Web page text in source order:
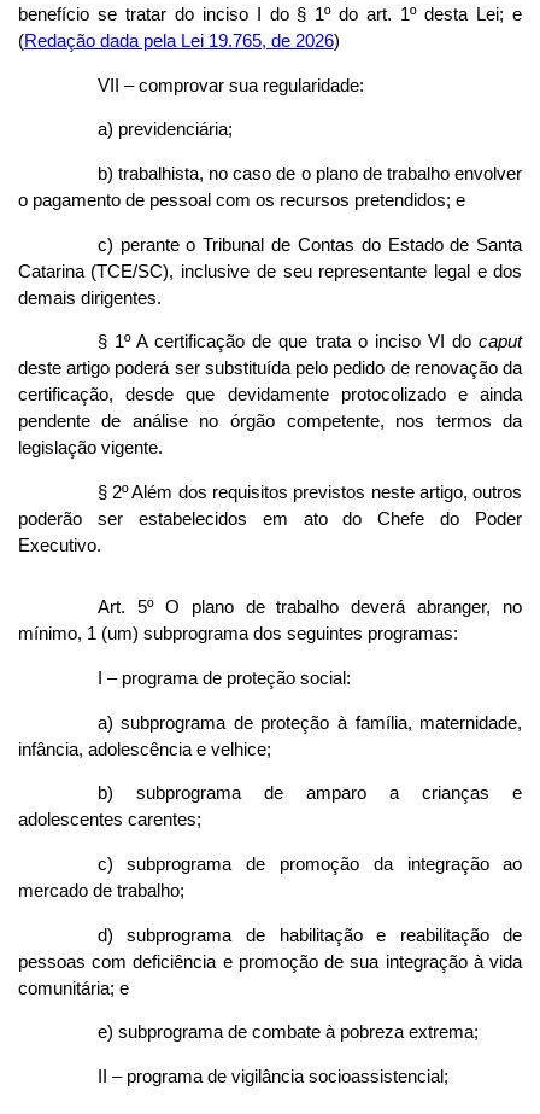
benefício se tratar do inciso I do § 1º do art. 1º desta Lei; e
(Redação dada pela Lei 19.765, de 2026)
VII – comprovar sua regularidade:
a) previdenciária;
b) trabalhista, no caso de o plano de trabalho envolver
o pagamento de pessoal com os recursos pretendidos; e
c) perante o Tribunal de Contas do Estado de Santa
Catarina (TCE/SC), inclusive de seu representante legal e dos
demais dirigentes.
§ 1º A certificação de que trata o inciso VI docaput
deste artigo poderá ser substituída pelo pedido de renovação da
certificação, desde que devidamente protocolizado e ainda
pendente de análise no órgão competente, nos termos da
legislação vigente.
§ 2º Além dos requisitos previstos neste artigo, outros
poderão ser estabelecidos em ato do Chefe do Poder
Executivo.
Art. 5º O plano de trabalho deverá abranger, no
mínimo, 1 (um) subprograma dos seguintes programas:
I – programa de proteção social:
a) subprograma de proteção à família, maternidade,
infância, adolescência e velhice;
b) subprograma de amparo a crianças e
adolescentes carentes;
c) subprograma de promoção da integração ao
mercado de trabalho;
d) subprograma de habilitação e reabilitação de
pessoas com deficiência e promoção de sua integração à vida
comunitária; e
e) subprograma de combate à pobreza extrema;
II – programa de vigilância socioassistencial;